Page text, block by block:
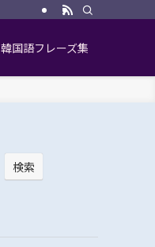
韓国語フレーズ集
検索